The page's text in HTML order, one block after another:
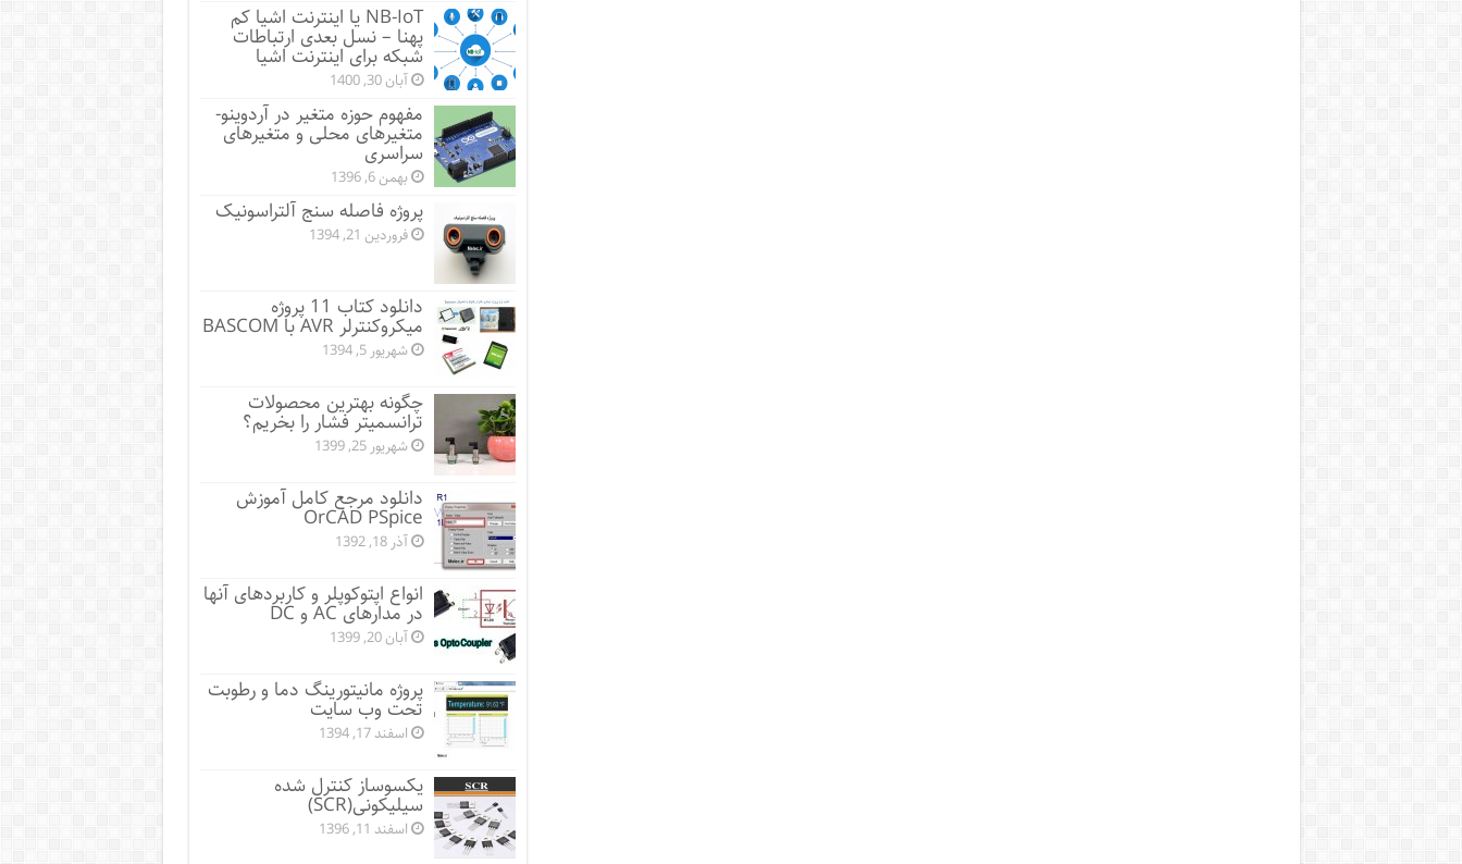
NB-IoT یا اینترنت اشیا کم
پهنا – نسل بعدی ارتباطات
شبکه برای اینترنت اشیا
آبان 30, 1400
مفهوم حوزه متغیر در آردوینو-
متغیرهای محلی و متغیرهای
سراسری
بهمن 6, 1396
پروژه فاصله سنج آلتراسونیک
فروردین 21, 1394
دانلود کتاب 11 پروژه
میکروکنترلر AVR با BASCOM
شهریور 5, 1394
چگونه بهترین محصولات
ترانسمیتر فشار را بخریم؟
شهریور 25, 1399
دانلود مرجع کامل آموزش
OrCAD PSpice
آذر 18, 1392
انواع اپتوکوپلر و کاربردهای آنها
در مدارهای AC و DC
آبان 20, 1399
پروژه مانيتورينگ دما و رطوبت
تحت وب سایت
اسفند 17, 1394
یکسوساز کنترل شده
سیلیکونی(SCR)
اسفند 11, 1396